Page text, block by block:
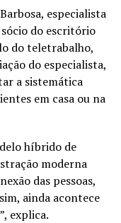
especialista
do escritório
do teletrabalho,
do especialista,
a sistemática
em casa ou na
híbrido de
moderna
das pessoas,
ainda acontece
explica.